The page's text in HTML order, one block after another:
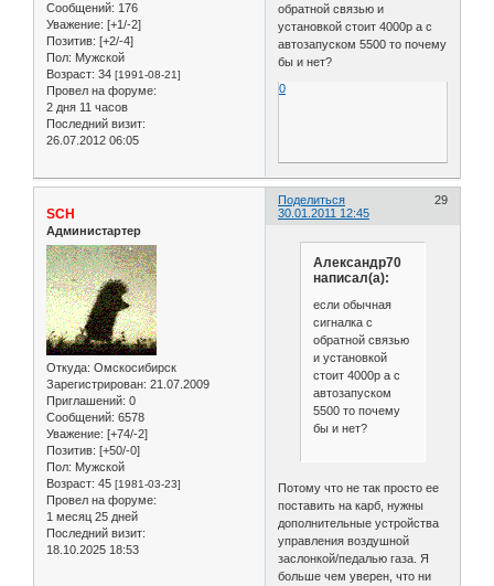
Сообщений: 176
Уважение: [+1/-2]
Позитив: [+2/-4]
Пол: Мужской
Возраст: 34 [1991-08-21]
Провел на форуме:
2 дня 11 часов
Последний визит:
26.07.2012 06:05
обратной связью и
установкой стоит 4000р а с
автозапуском 5500 то почему
бы и нет?
0
Поделиться
29
30.01.2011 12:45
SCH
Администартер
Откуда: Омскосибирск
Зарегистрирован: 21.07.2009
Приглашений: 0
Сообщений: 6578
Уважение: [+74/-2]
Позитив: [+50/-0]
Пол: Мужской
Возраст: 45 [1981-03-23]
Провел на форуме:
1 месяц 25 дней
Последний визит:
18.10.2025 18:53
Александр70
написал(а):
если обычная
сигналка с
обратной связью
и установкой
стоит 4000р а с
автозапуском
5500 то почему
бы и нет?
Потому что не так просто ее
поставить на карб, нужны
дополнительные устройства
управления воздушной
заслонкой/педалью газа. Я
больше чем уверен, что ни